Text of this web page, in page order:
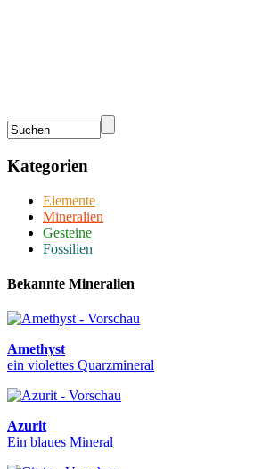
Kategorien
Elemente
Mineralien
Gesteine
Fossilien
Bekannte Mineralien
Amethyst
ein violettes Quarzmineral
Azurit
Ein blaues Mineral